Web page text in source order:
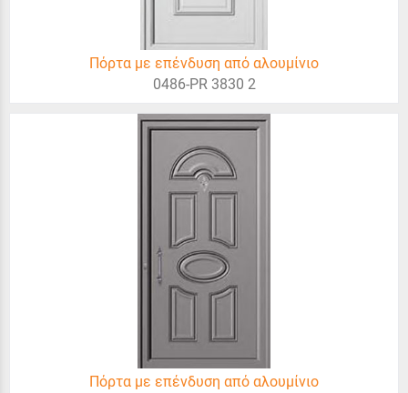
Πόρτα με επένδυση από αλουμίνιο
0486-PR 3830 2
Πόρτα με επένδυση από αλουμίνιο